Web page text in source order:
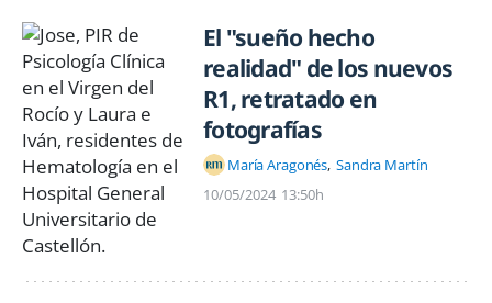
El "sueño hecho
realidad" de los nuevos
R1, retratado en
fotografías
María Aragonés Sandra Martín
10/05/2024 13:50h